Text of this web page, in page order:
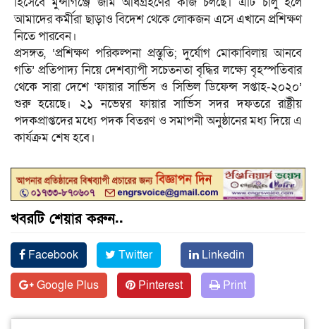
আমাদের কর্মীরা ছাড়াও বিদেশ থেকে লোকজন এসে এখানে প্রশিক্ষণ
নিতে পারবেন।
প্রসঙ্গত, ‘প্রশিক্ষণ পরিকল্পনা প্রস্তুতি; দুর্যোগ মোকাবিলায় আনবে
গতি’ প্রতিপাদ্য নিয়ে দেশব্যাপী সচেতনতা বৃদ্ধির লক্ষ্যে বৃহস্পতিবার
থেকে সারা দেশে ‘ফায়ার সার্ভিস ও সিভিল ডিফেন্স সপ্তাহ-২০২০’
শুরু হয়েছে। ২১ নভেম্বর ফায়ার সার্ভিস সদর দফতরে রাষ্ট্রীয়
পদকপ্রাপ্তদের মধ্যে পদক বিতরণ ও সমাপনী অনুষ্ঠানের মধ্য দিয়ে এ
কার্যক্রম শেষ হবে।
খবরটি শেয়ার করুন..
Facebook Twitter
Linkedin
Google Plus
Pinterest Print